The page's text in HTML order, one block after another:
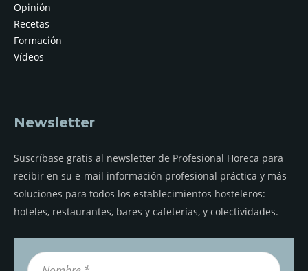
Opinión
Recetas
Formación
Vídeos
Newsletter
Suscríbase gratis al newsletter de Profesional Horeca para
recibir en su e-mail información profesional práctica y más
soluciones para todos los establecimientos hosteleros:
hoteles, restaurantes, bares y cafeterías, y colectividades.